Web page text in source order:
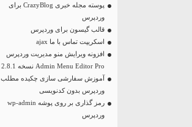
پوسته مجله خبری CrazyBlog برای
وردپرس
قالب گیسون برای وردپرس
اسکریپت تماس با ما ajax
افزونه ویرایش منو مدیریت وردپرس
Admin Menu Editor Pro نسخه 2.8.1
آموزش سفارشی سازی چکیده مطلب
وردپرس بدون کدنویسی
رمز گذاری بر روی پوشه wp-admin
وردپرس